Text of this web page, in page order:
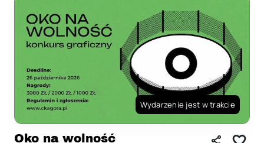
Wydarzenie jest w trakcie
Oko na wolność